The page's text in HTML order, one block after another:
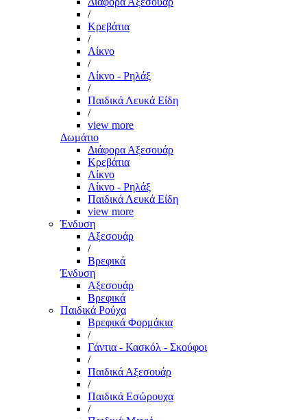
/
Κρεβάτια
/
Λίκνο
/
Λίκνο - Ρηλάξ
/
Παιδικά Λευκά Είδη
/
view more
Δωμάτιο
Διάφορα Αξεσουάρ
Κρεβάτια
Λίκνο
Λίκνο - Ρηλάξ
Παιδικά Λευκά Είδη
view more
Ένδυση
Αξεσουάρ
/
Βρεφικά
Ένδυση
Αξεσουάρ
Βρεφικά
Παιδικά Ρούχα
Βρεφικά Φορμάκια
/
Γάντια - Κασκόλ - Σκούφοι
/
Παιδικά Αξεσουάρ
/
Παιδικά Εσώρουχα
/